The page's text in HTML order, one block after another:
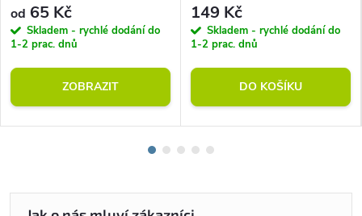
od 65 Kč
Skladem - rychlé dodání do
1-2 prac. dnů
ZOBRAZIT
149 Kč
Skladem - rychlé dodání do
1-2 prac. dnů
DO KOŠÍKU